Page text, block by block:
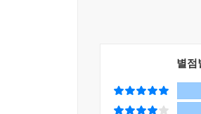
거라는 삶의 진실을 드러
별점